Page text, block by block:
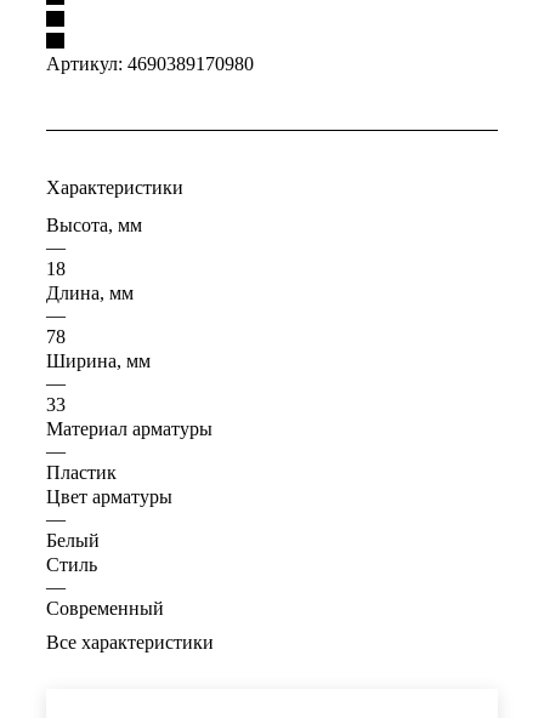
Артикул: 4690389170980
Характеристики
Высота, мм
—
18
Длина, мм
—
78
Ширина, мм
—
33
Материал арматуры
—
Пластик
Цвет арматуры
—
Белый
Стиль
—
Современный
Все характеристики